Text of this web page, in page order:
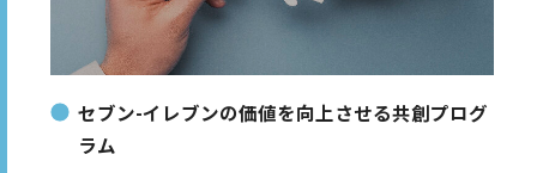
セブン-イレブンの価値を向上させる共創プログ
ラム